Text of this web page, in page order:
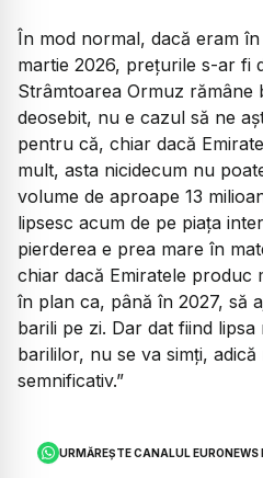
În mod normal, dacă eram
martie 2026, prețurile s-ar fi
Strâmtoarea Ormuz rămâne
deosebit, nu e cazul să ne
pentru că, chiar dacă
mult, asta nicidecum nu
volume de aproape 13
lipsesc acum de pe piața
pierderea e prea mare în
chiar dacă Emiratele produc
în plan ca, până în 2027, să
barili pe zi. Dar dat fiind
barililor, nu se va simți,
semnificativ.”
URMĂREȘTE CANALUL